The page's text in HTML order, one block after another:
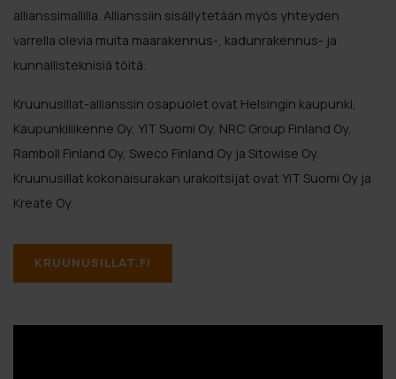
allianssimallilla. Allianssiin sisällytetään myös yhteyden
varrella olevia muita maarakennus-, kadunrakennus- ja
kunnallisteknisiä töitä.
Kruunusillat-allianssin osapuolet ovat Helsingin kaupunki,
Kaupunkiliikenne Oy, YIT Suomi Oy, NRC Group Finland Oy,
Ramboll Finland Oy, Sweco Finland Oy ja Sitowise Oy.
Kruunusillat kokonaisurakan urakoitsijat ovat YIT Suomi Oy ja
Kreate Oy.
KRUUNUSILLAT.FI